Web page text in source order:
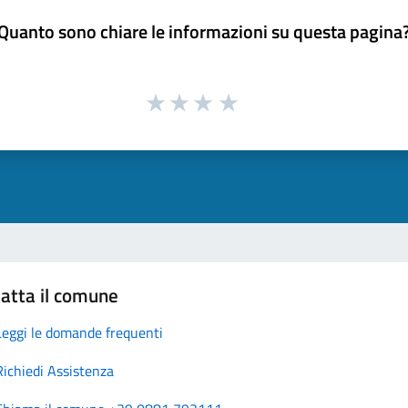
sono chiare le informazioni su questa
il comune
le domande frequenti
Assistenza